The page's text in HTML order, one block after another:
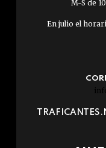
M-S de
En julio el